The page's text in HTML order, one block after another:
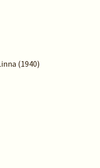
(1940)